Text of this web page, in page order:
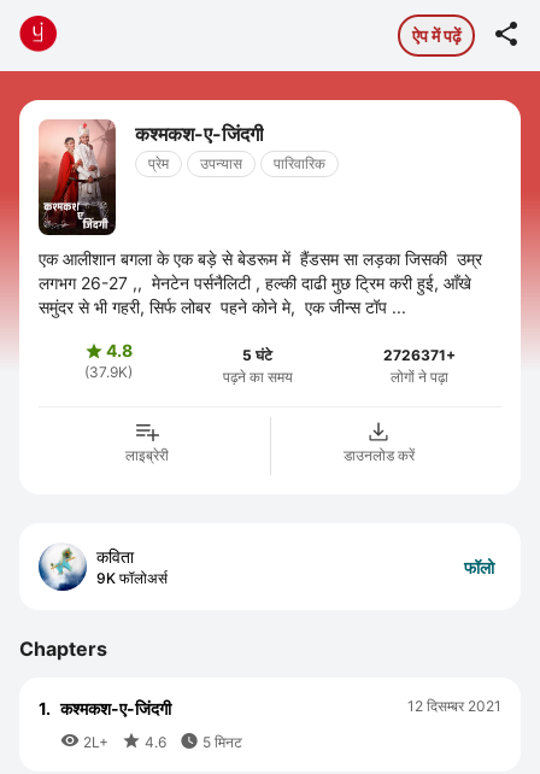
ऐप में पढ़ें 
कश्मकश-ए-जिंदगी
प्रेम उपन्यास पारिवारिक
एक आलीशान बगला के एक बड़े से बेडरूम में हैंडसम सा लड़का जिसकी उम्र
लगभग 26-27 ,, मेनटेन पर्सनैलिटी , हल्की दाढी मुछ ट्रिम करी हुई, आँखे
समुंदर से भी गहरी, सिर्फ लोबर पहने कोने मे, एक जीन्स टॉप ...
4.8
(37.9K)
5 घंटे
पढ़ने का समय
2726371+
लोगों ने पढ़ा
लाइब्रेरी डाउनलोड करें
कविता
9K फॉलोअर्स
फॉलो
Chapters
1. कश्मकश-ए-जिंदगी
 2L+  4.6  5 मिनट
12 दिसम्बर 2021